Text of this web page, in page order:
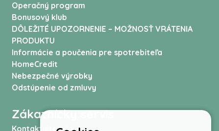
Operačný program
Bonusový klub
DÔLEŽITÉ UPOZORNENIE – MOŽNOSŤ VRÁTENIA
PRODUKTU
Informácie a poučenia pre spotrebiteľa
HomeCredit
Nebezpečné výrobky
Odstúpenie od zmluvy
Zákaznícky servis
Kontaktujte nás